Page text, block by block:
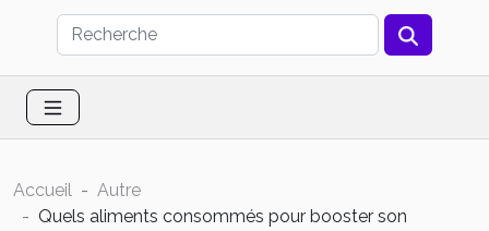
Accueil
Autre
Quels aliments consommés pour booster son